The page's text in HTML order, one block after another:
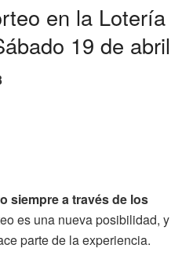
en la Lotería
19 de abril
siempre a través de los
es una nueva posibilidad, y
parte de la experiencia.